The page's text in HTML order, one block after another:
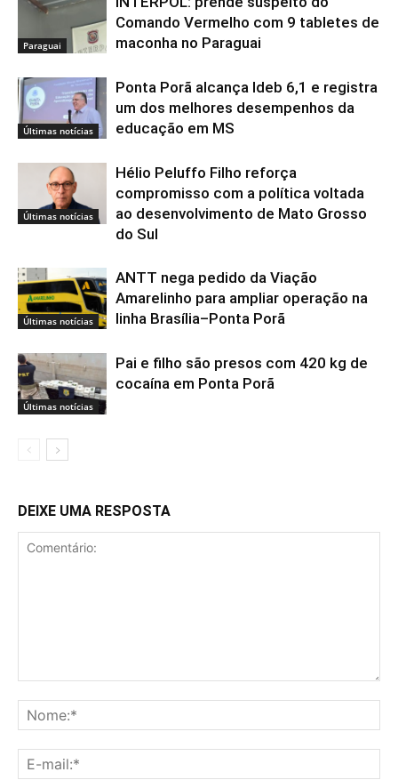
Paraguai
Comando Vermelho com 9 tabletes de
maconha no Paraguai
Últimas notícias
Ponta Porã alcança Ideb 6,1 e registra
um dos melhores desempenhos da
educação em MS
Últimas notícias
Hélio Peluffo Filho reforça
compromisso com a política voltada
ao desenvolvimento de Mato Grosso
do Sul
Últimas notícias
ANTT nega pedido da Viação
Amarelinho para ampliar operação na
linha Brasília–Ponta Porã
Últimas notícias
Pai e filho são presos com 420 kg de
cocaína em Ponta Porã
DEIXE UMA RESPOSTA